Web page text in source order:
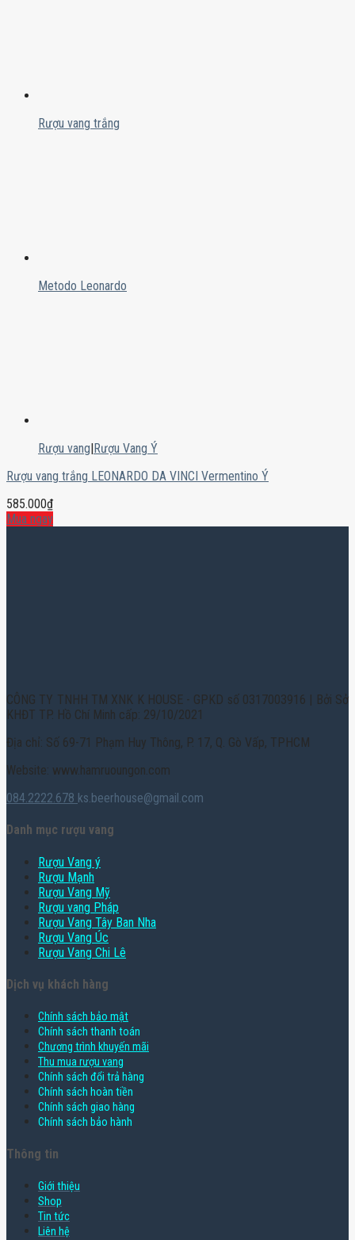
Rượu vang trắng
Metodo Leonardo
Rượu vang|Rượu Vang Ý
Rượu vang trắng LEONARDO DA VINCI Vermentino Ý
585.000₫
Mua ngay
CÔNG TY TNHH TM XNK K HOUSE - GPKD số 0317003916 | Bởi Sở
KHĐT TP. Hồ Chí Minh cấp: 29/10/2021
Địa chỉ: Số 69-71 Phạm Huy Thông, P. 17, Q. Gò Vấp, TPHCM
Website: www.hamruoungon.com
084.2222.678 ks.beerhouse@gmail.com
Danh mục rượu vang
Rượu Vang ý
Rượu Mạnh
Rượu Vang Mỹ
Rượu vang Pháp
Rượu Vang Tây Ban Nha
Rượu Vang Úc
Rượu Vang Chi Lê
Dịch vụ khách hàng
Chính sách bảo mật
Chính sách thanh toán
Chương trình khuyến mãi
Thu mua rượu vang
Chính sách đổi trả hàng
Chính sách hoàn tiền
Chính sách giao hàng
Chính sách bảo hành
Thông tin
Giới thiệu
Shop
Tin tức
Liên hệ